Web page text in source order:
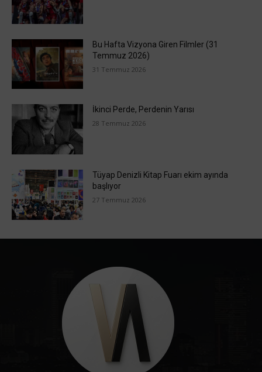
Bu Hafta Vizyona Giren Filmler (31
Temmuz 2026)
31 Temmuz 2026
İkinci Perde, Perdenin Yarısı
28 Temmuz 2026
Tüyap Denizli Kitap Fuarı ekim ayında
başlıyor
27 Temmuz 2026